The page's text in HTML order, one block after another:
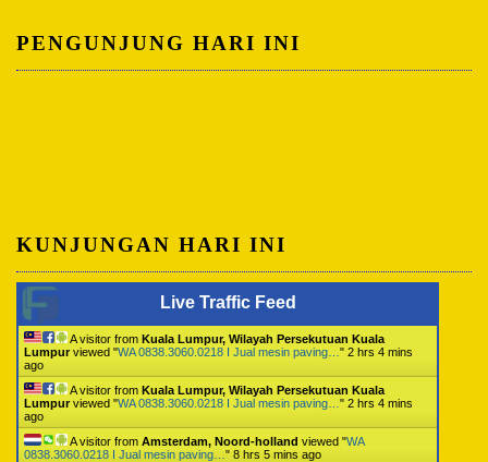
PENGUNJUNG HARI INI
KUNJUNGAN HARI INI
Live Traffic Feed
A visitor from Kuala Lumpur, Wilayah Persekutuan Kuala
Lumpurviewed "WA 0838.3060.0218 I Jual mesin paving… " 2 hrs 4 mins
ago
A visitor from Kuala Lumpur, Wilayah Persekutuan Kuala
Lumpurviewed "WA 0838.3060.0218 I Jual mesin paving… " 2 hrs 4 mins
ago
A visitor from Amsterdam, Noord-holland viewed "WA
0838.3060.0218 I Jual mesin paving… " 8 hrs 5 mins ago